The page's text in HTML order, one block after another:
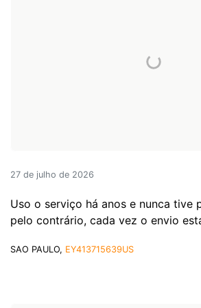
27 de julho de 2026
Uso o serviço há anos e nunca tive
pelo contrário, cada vez o envio
SAO PAULO, EY413715639US